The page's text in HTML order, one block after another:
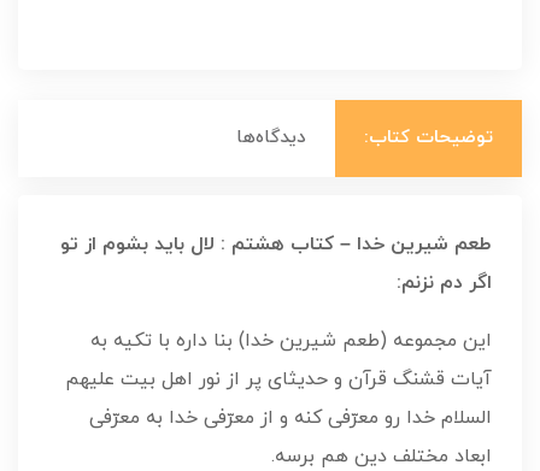
توضیحات کتاب: دیدگاه‌ها
طعم شیرین خدا – کتاب هشتم : لال باید بشوم از تو
اگر دم نزنم:
این مجموعه (طعم شیرین خدا) بنا داره با تکیه به
آیات قشنگ قرآن و حدیثای پر از نور اهل بیت علیهم
السلام خدا رو معرّفی کنه و از معرّفی خدا به معرّفی
ابعاد مختلف دین هم برسه.